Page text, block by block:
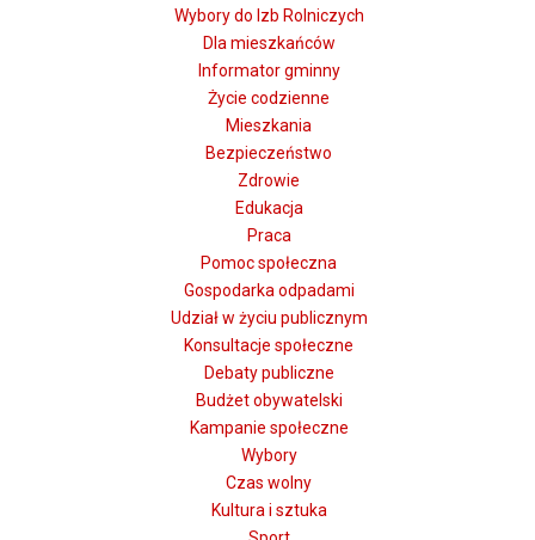
Wybory do Izb Rolniczych
Dla mieszkańców
Informator gminny
Życie codzienne
Mieszkania
Bezpieczeństwo
Zdrowie
Edukacja
Praca
Pomoc społeczna
Gospodarka odpadami
Udział w życiu publicznym
Konsultacje społeczne
Debaty publiczne
Budżet obywatelski
Kampanie społeczne
Wybory
Czas wolny
Kultura i sztuka